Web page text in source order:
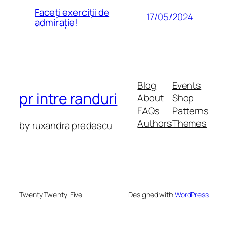
Faceți exerciții de
admirație! 17/05/2024
pr intre randuri
by ruxandra predescu
Blog
About
FAQs
Authors
Events
Shop
Patterns
Themes
Twenty Twenty-Five Designed withWordPress